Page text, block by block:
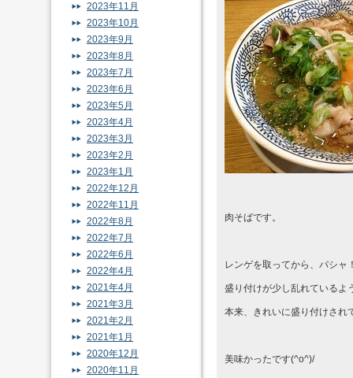
肉そばです。
レンゲを取ってから、パシャ
盛り付けが少し乱れているよ
本来、きれいに盛り付けされ
美味かったです(^o^)/
2023年11月
2023年10月
2023年9月
2023年8月
2023年7月
2023年6月
2023年5月
2023年4月
2023年3月
2023年2月
2023年1月
2022年12月
2022年11月
2022年8月
2022年7月
2022年6月
2022年4月
2021年4月
2021年3月
2021年2月
2021年1月
2020年12月
2020年11月